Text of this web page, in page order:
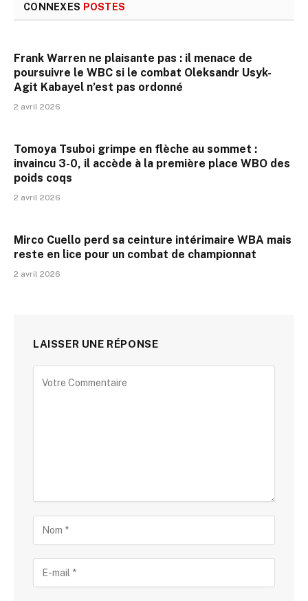
CONNEXES POSTES
Frank Warren ne plaisante pas : il menace de
poursuivre le WBC si le combat Oleksandr Usyk-
Agit Kabayel n’est pas ordonné
2 avril 2026
Tomoya Tsuboi grimpe en flèche au sommet :
invaincu 3-0, il accède à la première place WBO des
poids coqs
2 avril 2026
Mirco Cuello perd sa ceinture intérimaire WBA mais
reste en lice pour un combat de championnat
2 avril 2026
LAISSER UNE RÉPONSE